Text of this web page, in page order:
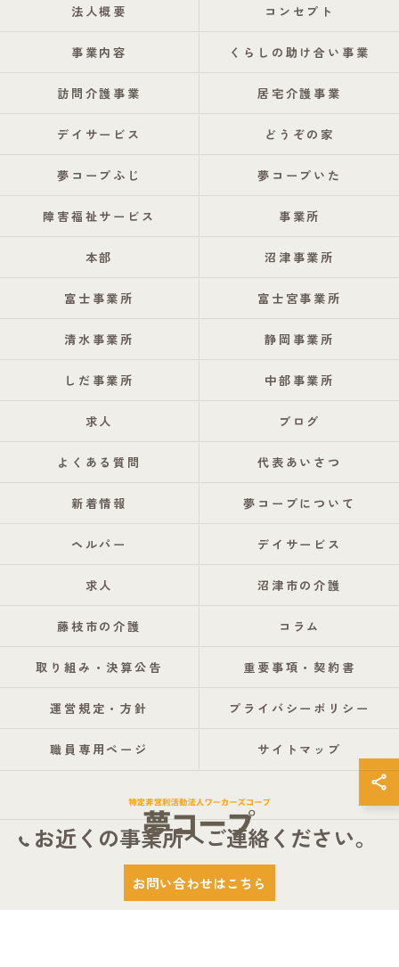
お近くの事業所へご連絡ください。
お問い合わせはこちら
法人概要 コンセプト
事業内容 くらしの助け合い事業
訪問介護事業 居宅介護事業
デイサービス どうぞの家
夢コープふじ 夢コープいた
障害福祉サービス 事業所
本部 沼津事業所
富士事業所 富士宮事業所
清水事業所 静岡事業所
しだ事業所 中部事業所
求人 ブログ
よくある質問 代表あいさつ
新着情報 夢コープについて
ヘルパー デイサービス
求人 沼津市の介護
藤枝市の介護 コラム
取り組み・決算公告 重要事項・契約書
運営規定・方針 プライバシーポリシー
職員専用ページ サイトマップ
ALL RIGHTS RESERVED.